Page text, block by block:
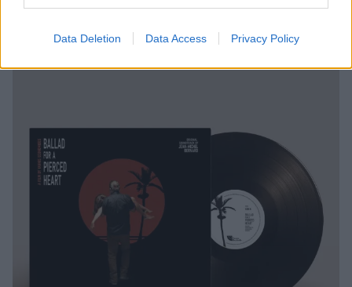
Data Deletion Data Access Privacy Policy
Theater